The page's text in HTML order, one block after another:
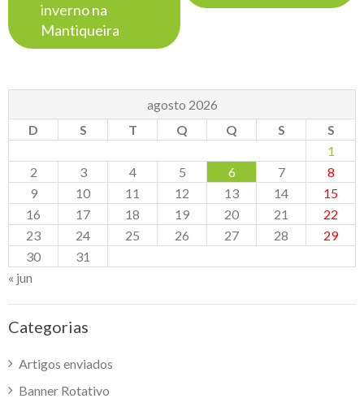
inverno na
Mantiqueira
agosto 2026
D
S T Q Q S
S
1
2
3 4 5 6 7
8
9
10 11 12 13 14
15
16
17 18 19 20 21
22
23
24 25 26 27 28
29
30
31
« jun
Categorias
Artigos enviados
Banner Rotativo